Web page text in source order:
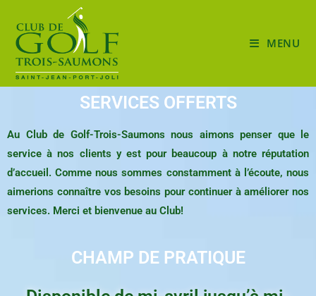
MENU
SERVICES OFFERTS
Au Club de Golf-Trois-Saumons nous aimons penser que le
service à nos clients y est pour beaucoup à notre réputation
d’accueil. Comme nous sommes constamment à l’écoute, nous
aimerions connaître vos besoins pour continuer à améliorer nos
services. Merci et bienvenue au Club!
CHAMP DE PRATIQUE